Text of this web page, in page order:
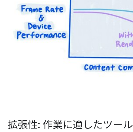
拡張性: 作業に適したツール